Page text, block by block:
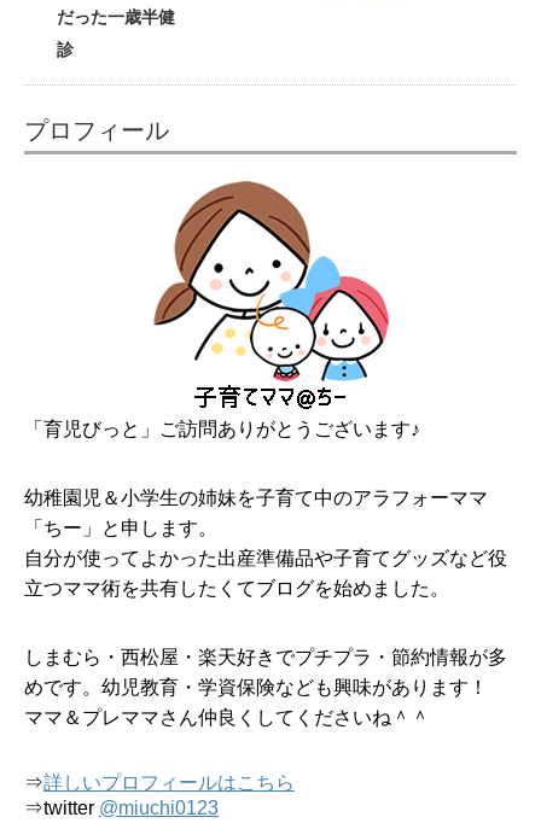
だった一歳半健
診
プロフィール
「育児びっと」ご訪問ありがとうございます♪
幼稚園児＆小学生の姉妹を子育て中のアラフォーママ
「ちー」と申します。
自分が使ってよかった出産準備品や子育てグッズなど役
立つママ術を共有したくてブログを始めました。
しまむら・西松屋・楽天好きでプチプラ・節約情報が多
めです。幼児教育・学資保険なども興味があります！
ママ＆プレママさん仲良くしてくださいね＾＾
⇒詳しいプロフィールはこちら
⇒twitter @miuchi0123